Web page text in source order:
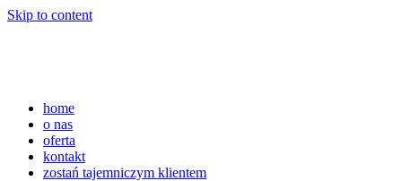
Skip to content
home
o nas
oferta
kontakt
zostań tajemniczym klientem